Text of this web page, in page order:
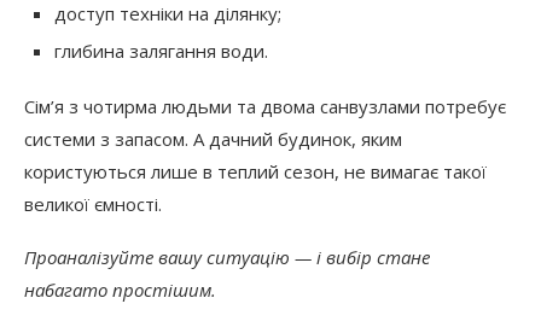
доступ техніки на ділянку;
глибина залягання води.
Сім’я з чотирма людьми та двома санвузлами потребує
системи з запасом. А дачний будинок, яким
користуються лише в теплий сезон, не вимагає такої
великої ємності.
Проаналізуйте вашу ситуацію — і вибір стане
набагато простішим.